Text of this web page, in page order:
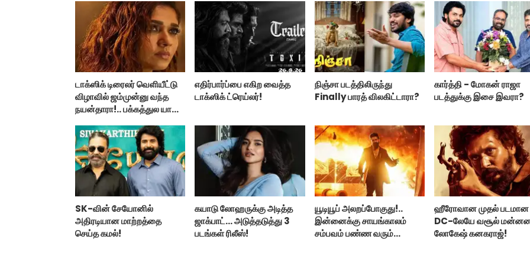
டாக்ஸிக் டிரைலர் வெளியீட்டு
விழாவில் ஜம்முன்னு வந்த
நயன்தாரா!.. பக்கத்துல யாரு
எதிர்பார்ப்பை எகிற வைத்த
டாக்ஸிக் ட்ரெய்லர்!
நிஞ்சா படத்திலிருந்து
Finally பாரத் விலகிட்டாரா?
கார்த்தி - மோகன் ராஜா
படத்துக்கு இசை இவரா?
SK-வின் சேயோனில்
அதிரடியான மாற்றத்தை
செய்த கமல்!
கயாடு லோஹருக்கு அடித்த
ஜாக்பாட்... அடுத்தடுத்து 3
படங்கள் ரிலீஸ்!
யூடியூப் அலறப்போகுது!..
இன்னைக்கு சாயங்காலம்
சம்பவம் பண்ண வரும்
ஹீரோவான முதல் படமான
DC-லேயே வசூல்
லோகேஷ் கனகராஜ்!